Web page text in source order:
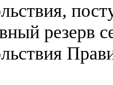
резерв